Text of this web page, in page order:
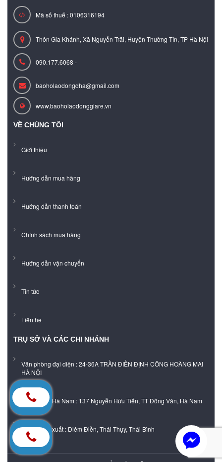
Mã số thuế : 0106316194
Thôn Gia Khánh, Xã Nguyễn Trãi, Huyện Thường Tín, TP Hà Nội
090.177.6068 -
baoholaodongdha@gmail.com
www.baoholaodonggiare.vn
VỀ CHÚNG TÔI
Giới thiệu
Hướng dẫn mua hàng
Hướng dẫn thanh toán
Chính sách mua hàng
Hướng dẫn vận chuyển
Tin tức
Liên hệ
TRỤ SỞ VÀ CÁC CHI NHÁNH
Văn phòng đại diện : 24-36A TRẦN ĐIỀN ĐỊNH CÔNG HOÀNG MAI
HÀ NỘI
Showroom Hà Nam : 137 Nguyễn Hữu Tiến, TT Đồng Văn, Hà Nam
Xưởng sản xuất : Diêm Điền, Thái Thụy, Thái Bình